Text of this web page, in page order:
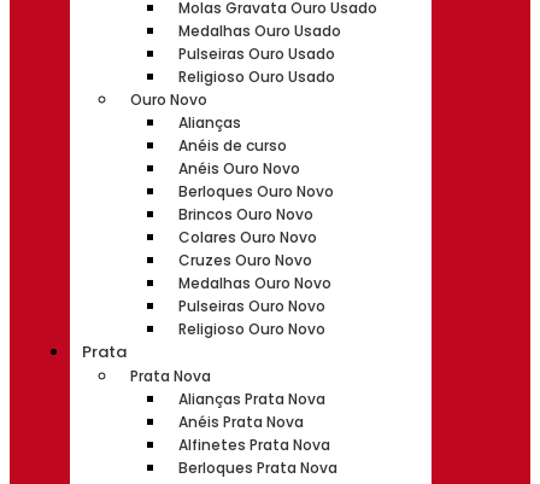
Molas Gravata Ouro Usado
Medalhas Ouro Usado
Pulseiras Ouro Usado
Religioso Ouro Usado
Ouro Novo
Alianças
Anéis de curso
Anéis Ouro Novo
Berloques Ouro Novo
Brincos Ouro Novo
Colares Ouro Novo
Cruzes Ouro Novo
Medalhas Ouro Novo
Pulseiras Ouro Novo
Religioso Ouro Novo
Prata
Prata Nova
Alianças Prata Nova
Anéis Prata Nova
Alfinetes Prata Nova
Berloques Prata Nova